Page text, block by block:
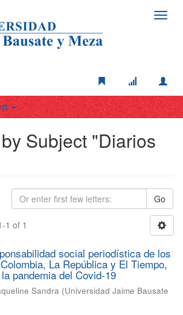
Subject "Diarios
Go
1 of 1
social periodística de los
La República y El Tiempo,
pandemia del Covid-19
Sandra (Universidad Jaime Bausate